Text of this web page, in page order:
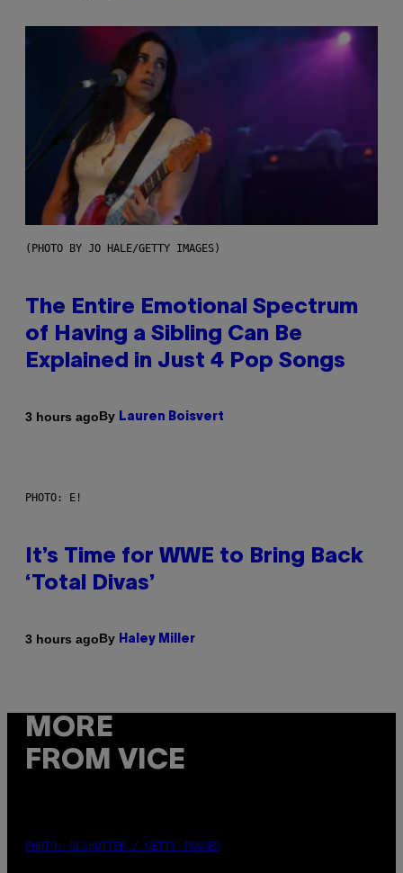
(PHOTO BY JO HALE/GETTY IMAGES)
The Entire Emotional Spectrum
of Having a Sibling Can Be
Explained in Just 4 Pop Songs
3 hours agoBy Lauren Boisvert
PHOTO: E!
It’s Time for WWE to Bring Back
‘Total Divas’
3 hours agoBy Haley Miller
MORE
FROM VICE
PHOTO: GCSHUTTER / GETTY IMAGES